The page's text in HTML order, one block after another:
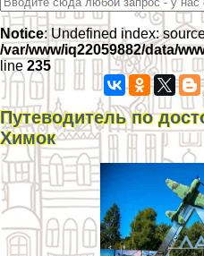
Notice: Undefined index:
/var/www/iq22059882/data/
line 235
Путеводитель по
Химок